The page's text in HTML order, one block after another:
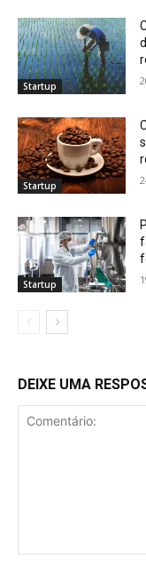
Startup
Startup
Startup
DEIXE UMA